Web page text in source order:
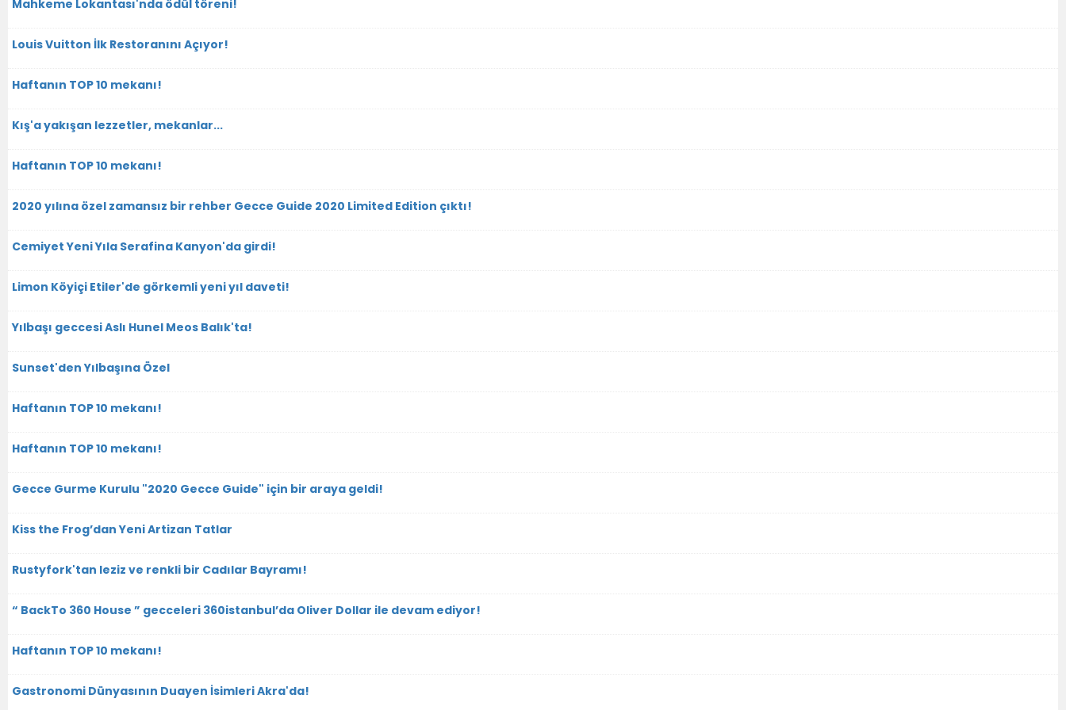
Mahkeme Lokantası'nda ödül töreni!
Louis Vuitton İlk Restoranını Açıyor!
Haftanın TOP 10 mekanı!
Kış'a yakışan lezzetler, mekanlar...
Haftanın TOP 10 mekanı!
2020 yılına özel zamansız bir rehber Gecce Guide 2020 Limited Edition çıktı!
Cemiyet Yeni Yıla Serafina Kanyon'da girdi!
Limon Köyiçi Etiler'de görkemli yeni yıl daveti!
Yılbaşı geccesi Aslı Hunel Meos Balık'ta!
Sunset'den Yılbaşına Özel
Haftanın TOP 10 mekanı!
Haftanın TOP 10 mekanı!
Gecce Gurme Kurulu "2020 Gecce Guide" için bir araya geldi!
Kiss the Frog’dan Yeni Artizan Tatlar
Rustyfork'tan leziz ve renkli bir Cadılar Bayramı!
“ BackTo 360 House ” gecceleri 360istanbul’da Oliver Dollar ile devam ediyor!
Haftanın TOP 10 mekanı!
Gastronomi Dünyasının Duayen İsimleri Akra'da!